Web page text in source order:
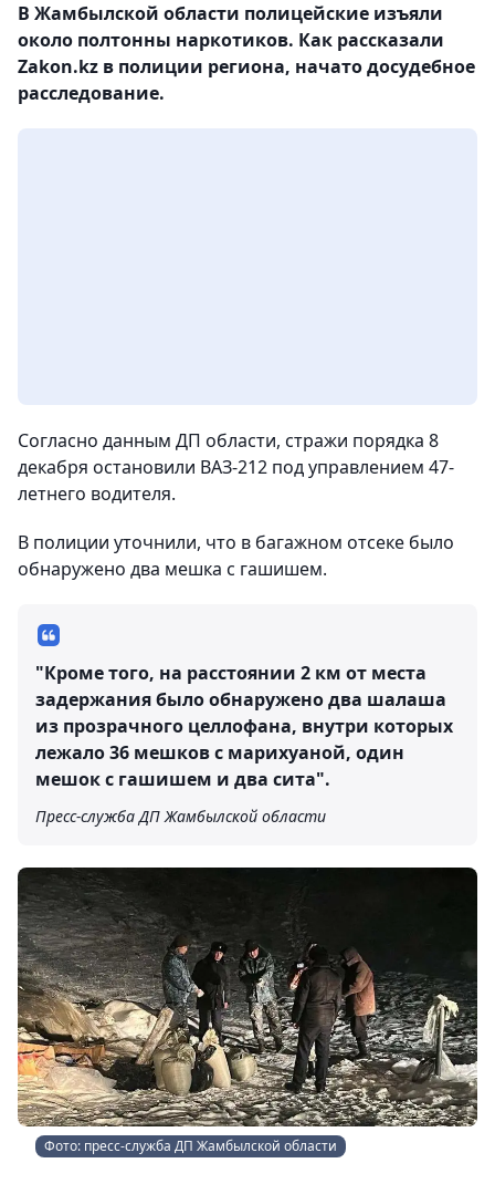
В Жамбылской области полицейские изъяли
около полтонны наркотиков. Как рассказали
Zakon.kz в полиции региона, начато досудебное
расследование.
Согласно данным ДП области, стражи порядка 8
декабря остановили ВАЗ-212 под управлением 47-
летнего водителя.
В полиции уточнили, что в багажном отсеке было
обнаружено два мешка с гашишем.
"Кроме того, на расстоянии 2 км от места
задержания было обнаружено два шалаша
из прозрачного целлофана, внутри которых
лежало 36 мешков с марихуаной, один
мешок с гашишем и два сита".
Пресс-служба ДП Жамбылской области
Фото: пресс-служба ДП Жамбылской области